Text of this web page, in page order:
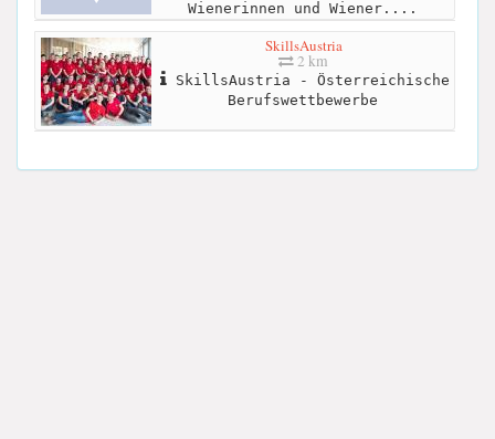
Wienerinnen und Wiener....
SkillsAustria
2 km
SkillsAustria - Österreichische
Berufswettbewerbe